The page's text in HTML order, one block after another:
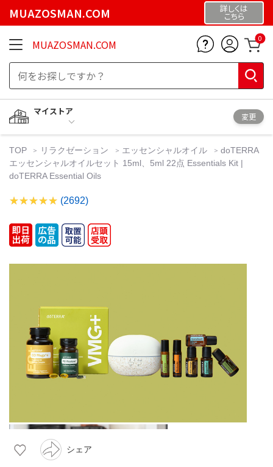
MUAZOSMAN.COM 詳しくは
こちら
MUAZOSMAN.COM 0
マイストア
変更
TOP リラクゼーション エッセンシャルオイル
doTERRA
エッセンシャルオイルセット 15ml、5ml 22点 Essentials Kit |
doTERRA Essential Oils
(2692)
シェア